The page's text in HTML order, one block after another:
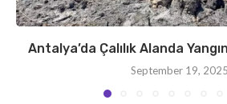
Antalya’da Çalılık Alanda
September 19, 2025